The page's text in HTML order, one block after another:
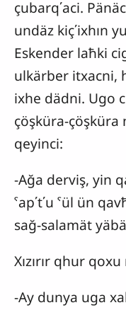
çubarq΄aci.
undäz kiç΄ixhın
Eskender laħki
ulkärber itxacni,
ixhe dädni. Ugo
çöşküra-
qeyinci:
-Ağa derviş, yin
ˁap΄t΄u ˁül ün
sağ-salamät
Xızırır qhur
-Ay dunya uga